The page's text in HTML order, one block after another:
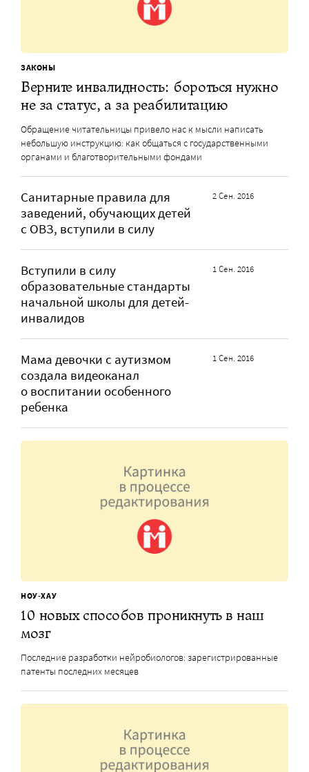
ЗАКОНЫ
Верните инвалидность: бороться нужно
не за статус, а за реабилитацию
Обращение читательницы привело нас к мысли написать
небольшую инструкцию: как общаться с государственными
органами и благотворительными фондами
Санитарные правила для
заведений, обучающих детей
с ОВЗ, вступили в силу
2 Сен. 2016
Вступили в силу
образовательные стандарты
начальной школы для детей-
инвалидов
1 Сен. 2016
Мама девочки с аутизмом
создала видеоканал
о воспитании особенного
ребенка
1 Сен. 2016
НОУ-ХАУ
10 новых способов проникнуть в наш
мозг
Последние разработки нейробиологов: зарегистрированные
патенты последних месяцев